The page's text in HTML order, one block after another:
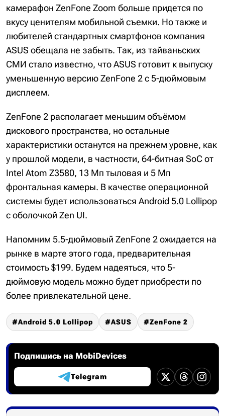
камерафон ZenFone Zoom больше придется по
вкусу ценителям мобильной съемки. Но также и
любителей стандартных смартфонов компания
ASUS обещала не забыть. Так, из тайваньских
СМИ стало известно, что ASUS готовит к выпуску
уменьшенную версию ZenFone 2 c 5-дюймовым
дисплеем.
ZenFone 2 располагает меньшим объёмом
дискового пространства, но остальные
характеристики останутся на прежнем уровне, как
у прошлой модели, в частности, 64-битная SoC от
Intel Atom Z3580, 13 Мп тыловая и 5 Мп
фронтальная камеры. В качестве операционной
системы будет использоваться Android 5.0 Lollipop
с оболочкой Zen UI.
Напомним 5.5-дюймовый ZenFone 2 ожидается на
рынке в марте этого года, предварительная
стоимость $199. Будем надеяться, что 5-
дюймовую модель можно будет приобрести по
более привлекательной цене.
Android 5.0 Lollipop ASUS ZenFone 2
Подпишись на MobiDevices
Telegram